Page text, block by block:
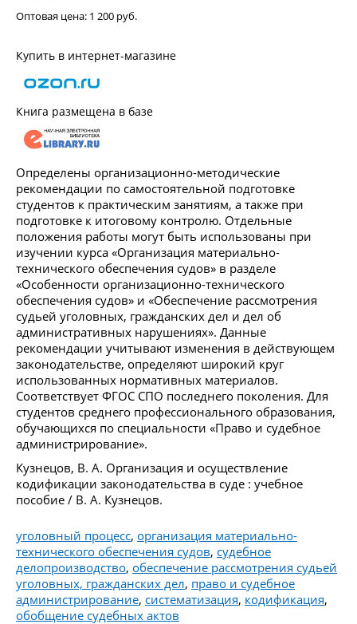
Оптовая цена: 1 200 руб.
Купить в интернет-магазине
Книга размещена в базе
Определены организационно-методические
рекомендации по самостоятельной подготовке
студентов к практическим занятиям, а также при
подготовке к итоговому контролю. Отдельные
положения работы могут быть использованы при
изучении курса «Организация материально-
технического обеспечения судов» в разделе
«Особенности организационно-технического
обеспечения судов» и «Обеспечение рассмотрения
судьей уголовных, гражданских дел и дел об
административных нарушениях». Данные
рекомендации учитывают изменения в действующем
законодательстве, определяют широкий круг
использованных нормативных материалов.
Соответствует ФГОС СПО последнего поколения. Для
студентов среднего профессионального образования,
обучающихся по специальности «Право и судебное
администрирование».
Кузнецов, В. А. Организация и осуществление
кодификации законодательства в суде : учебное
пособие / В. А. Кузнецов.
уголовный процесс, организация материально-
технического обеспечения судов, судебное
делопроизводство, обеспечение рассмотрения судьей
уголовных, гражданских дел, право и судебное
администрирование, систематизация, кодификация,
обобщение судебных актов